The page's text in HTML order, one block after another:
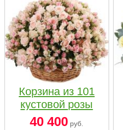
Корзина из 101
кустовой розы
нежных тонов
40 400 руб.